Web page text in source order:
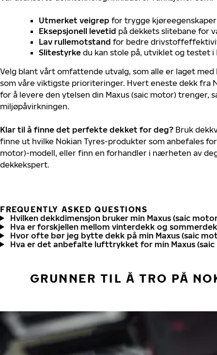
Utmerket veigrep for trygge
Eksepsjonell levetid på dekkets slitebane for
Lav rullemotstand for bedre
Slitestyrke du kan stole på, utviklet og testet i
Velg blant vårt omfattende utvalg, som alle er laget
som våre viktigste prioriteringer. Hvert eneste dekk fra
for å levere den ytelsen din Maxus (saic motor) trenger,
miljøpåvirkningen.
Klar til å finne det perfekte dekket for deg? Bruk
finne ut hvilke Nokian Tyres-produkter som anbefales
motor)-modell, eller finn en forhandler i nærheten av
dekkekspert.
FREQUENTLY ASKED QUESTIONS
Hvilken dekkdimensjon bruker min Maxus (saic
Hva er forskjellen mellom vinterdekk og
Hvor ofte bør jeg bytte dekk på min Maxus (saic
Hva er det anbefalte lufttrykket for min Maxus
GRUNNER TIL Å TRO PÅ